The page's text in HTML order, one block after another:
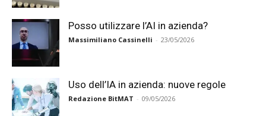
Posso utilizzare l’AI in azienda?
Massimiliano Cassinelli - 23/05/2026
Uso dell’IA in azienda: nuove regole
Redazione BitMAT - 09/05/2026